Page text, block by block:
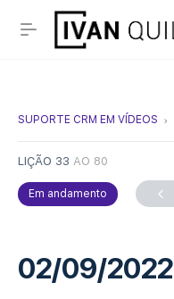
SUPORTE CRM EM VÍDEOS
LIÇÃO 33 AO 80
Em andamento
02/09/2022